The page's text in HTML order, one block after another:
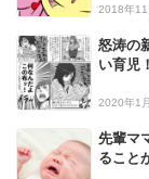
2018年11
怒涛の
い育児
2020年1
先輩マ
ること